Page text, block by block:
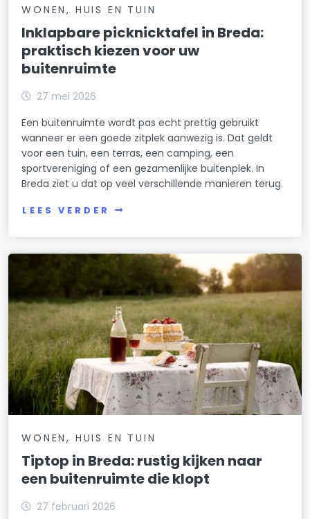
WONEN, HUIS EN TUIN
Inklapbare picknicktafel in Breda:
praktisch kiezen voor uw
buitenruimte
27 mei 2026
Een buitenruimte wordt pas echt prettig gebruikt
wanneer er een goede zitplek aanwezig is. Dat geldt
voor een tuin, een terras, een camping, een
sportvereniging of een gezamenlijke buitenplek. In
Breda ziet u dat op veel verschillende manieren terug.
LEES VERDER
WONEN, HUIS EN TUIN
Tiptop in Breda: rustig kijken naar
een buitenruimte die klopt
27 februari 2026